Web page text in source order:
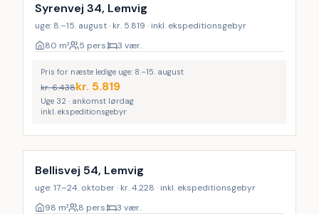
Syrenvej 34, Lemvig
uge: 8.–15. august · kr. 5.819 · inkl. ekspeditionsgebyr
80 m² 5 pers. 3 vær.
Pris for næste ledige uge: 8.–15. august
kr.6.438kr. 5.819
Uge 32 · ankomst lørdag
inkl. ekspeditionsgebyr
Bellisvej 54, Lemvig
uge: 17.–24. oktober · kr. 4.228 · inkl. ekspeditionsgebyr
98 m² 8 pers. 3 vær.